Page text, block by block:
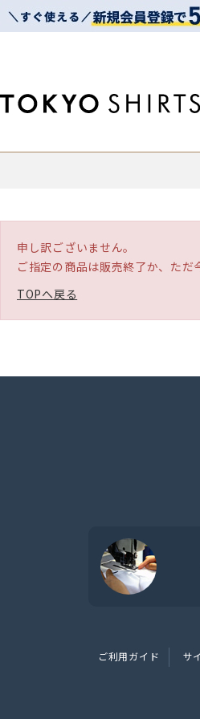
申し訳ございません。
ご指定の商品は販売終了か、ただ
TOPへ戻る
ご利用ガイド サ